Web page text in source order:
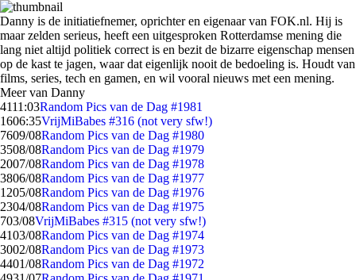
Danny is de initiatiefnemer, oprichter en eigenaar van FOK.nl. Hij is
maar zelden serieus, heeft een uitgesproken Rotterdamse mening die
lang niet altijd politiek correct is en bezit de bizarre eigenschap mensen
op de kast te jagen, waar dat eigenlijk nooit de bedoeling is. Houdt van
films, series, tech en gamen, en wil vooral nieuws met een mening.
Meer van Danny
4111:03Random Pics van de Dag #1981
1606:35VrijMiBabes #316 (not very sfw!)
7609/08Random Pics van de Dag #1980
3508/08Random Pics van de Dag #1979
2007/08Random Pics van de Dag #1978
3806/08Random Pics van de Dag #1977
1205/08Random Pics van de Dag #1976
2304/08Random Pics van de Dag #1975
703/08VrijMiBabes #315 (not very sfw!)
4103/08Random Pics van de Dag #1974
3002/08Random Pics van de Dag #1973
4401/08Random Pics van de Dag #1972